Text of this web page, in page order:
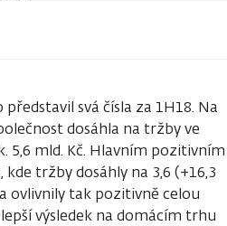
svá čísla za 1H18. Na
dosáhla na tržby ve
5,6 mld. Kč. Hlavním pozitivním
tržby dosáhly na 3,6 (+16,3
ovlivnily tak pozitivně celou
výsledek na domácím trhu